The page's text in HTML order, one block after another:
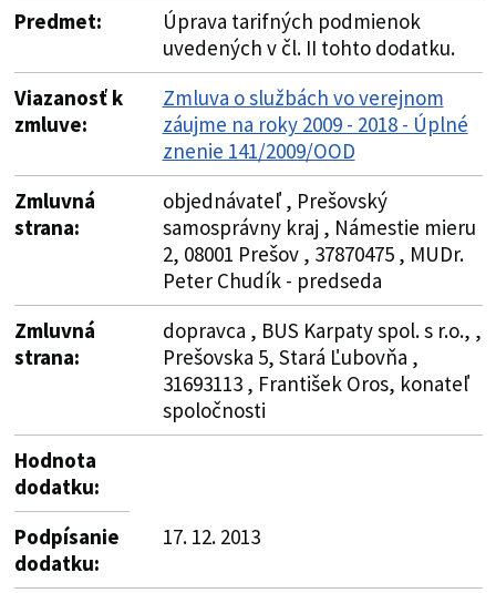
Predmet:
Úprava tarifných podmienok
uvedených v čl. II tohto dodatku.
Viazanosť k
zmluve:
Zmluva o službách vo verejnom
záujme na roky 2009 - 2018 - Úplné
znenie 141/2009/OOD
Zmluvná
strana:
objednávateľ , Prešovský
samosprávny kraj , Námestie mieru
2, 08001 Prešov , 37870475 , MUDr.
Peter Chudík - predseda
Zmluvná
strana:
dopravca , BUS Karpaty spol. s r.o., ,
Prešovska 5, Stará Ľubovňa ,
31693113 , František Oros, konateľ
spoločnosti
Hodnota
dodatku:
Podpísanie
dodatku:
17. 12. 2013